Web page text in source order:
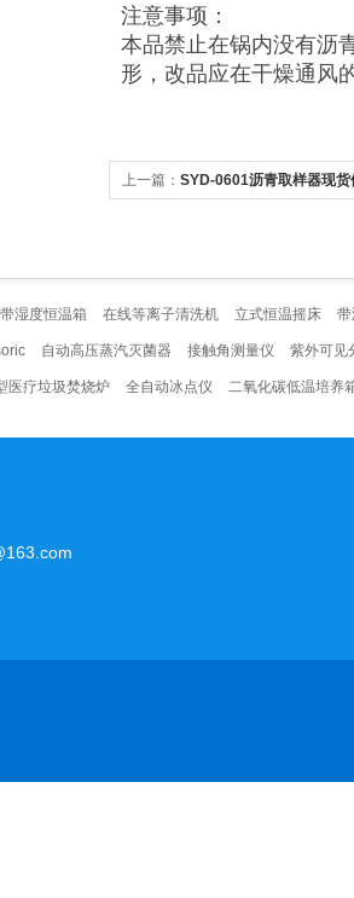
注意事项：
本品禁止在锅内没有沥
形，改品应在干燥通风
上一篇： SYD-0601沥青取样器现货
带湿度恒温箱 在线等离子清洗机 立式恒温摇床
自动高压蒸汽灭菌器 接触角测量仪 紫外可见
医疗垃圾焚烧炉 全自动冰点仪 二氧化碳低温培养